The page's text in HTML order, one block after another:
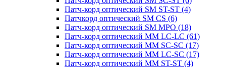
Патч-корд оптический SM ST-ST (4)
Патчкорд оптический SM CS (6)
Патч-корд оптический SM MPO (18)
Патч-корд оптический MM LC-LC (61)
Патч-корд оптический MM SC-SC (17)
Патч-корд оптический MM LC-SC (17)
Патч-корд оптический MM ST-ST (4)